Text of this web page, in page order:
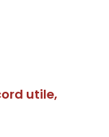
utile,